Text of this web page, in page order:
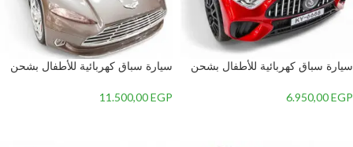
سيارة سباق كهربائية للأطفال بشحن
رياضي جذاب وإضاءة LED مذهلة.
6.950,00EGP
سيارة سباق كهربائية للأطفال بشحن
رياضي جذاب وإضاءة LED مذهلة.
11.500,00EGP